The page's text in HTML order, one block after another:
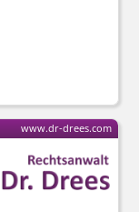
www.dr-drees.com